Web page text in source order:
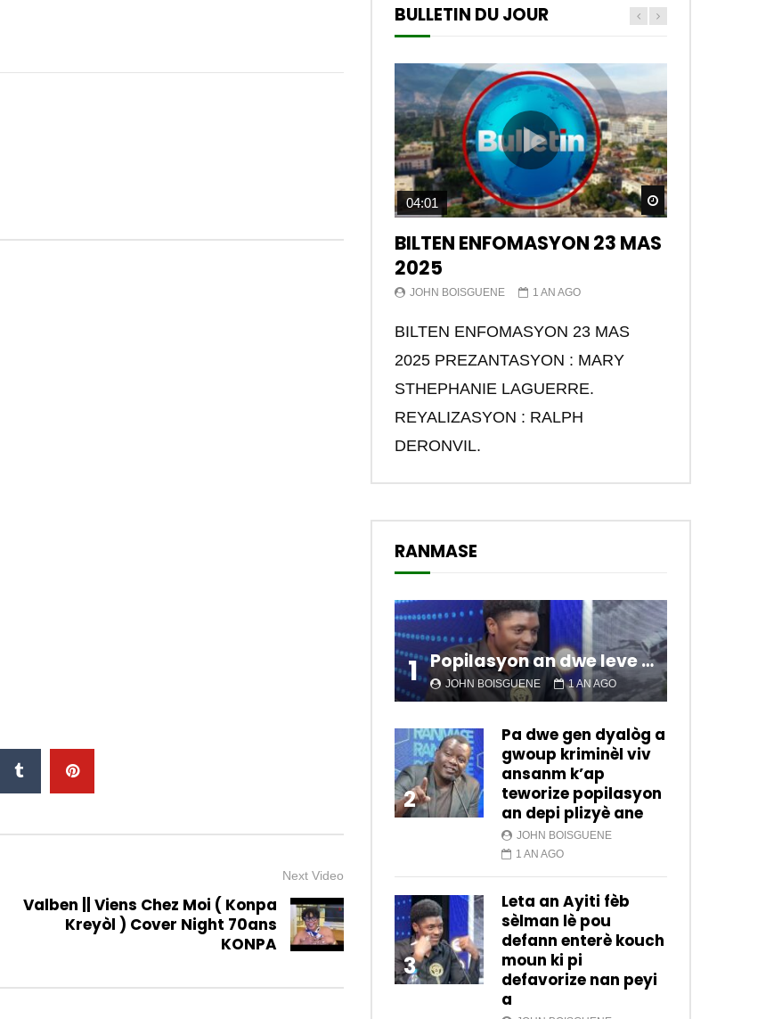
Caraibes Culture + | 18
CARAIBES CULTURE //
Samedi 07 Septembre
2024
2.6K 8
CARIBES CULTURE //
SAMEDI 14 SEPTEMBRE
1.6K 6
Samedi 21 Septembre
CABAIBES CULTURE //
SAMEDI 28 SEPTEMBRE
2024
SAMEDI 05 OCTOBRE
1.6K 6
1.5K 5
CARAIBES CULTURE //
SAMEDI 19 OCTOBRE
2024
2.2K 12
CARAIBES CULTURE + ||
SAMEDI 09 NOVEMBRE
2024
1.6K 6
Caraibes Culture + //
Samedi 23 Novembre
2024
CARAIBES CULTURE + //
Samedi 30 Novembre
2024
2.5K
CARAIBES CULTURE + /
Next Video
Valben || Viens Chez Moi ( Konpa
Kreyòl ) Cover Night 70ans
KONPA
BULLETIN DU JOUR
Watch Later
04:01
BILTEN ENFOMASYON 23 MAS
2025
JOHN BOISGUENE 1 AN AGO
BILTEN ENFOMASYON 23 MAS
2025 PREZANTASYON : MARY
STHEPHANIE LAGUERRE.
REYALIZASYON : RALPH
DERONVIL.
RANMASE
1 Popilasyon an dwe leve kanpe pou chanje sitiyasyon kawotik l’ap viv nan peyi a.
JOHN BOISGUENE 1 AN AGO
2
Pa dwe gen dyalòg a
gwoup kriminèl viv
ansanm k’ap
teworize popilasyon
an depi plizyè ane
JOHN BOISGUENE
1 AN AGO
3
Leta an Ayiti fèb
sèlman lè pou
defann enterè kouch
moun ki pi
defavorize nan peyi
a